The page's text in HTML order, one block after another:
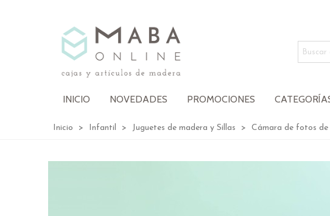
INICIO NOVEDADES PROMOCIONES
Inicio > Infantil > Juguetes de madera y Sillas > Cámara de fotos